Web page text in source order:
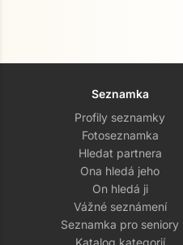
Seznamka
Profily seznamky
Fotoseznamka
Hledat partnera
Ona hledá jeho
On hledá ji
Vážné seznámení
Seznamka pro seniory
Katalog kategorií